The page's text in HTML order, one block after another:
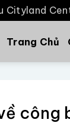
Cityland
Trang Chủ
công